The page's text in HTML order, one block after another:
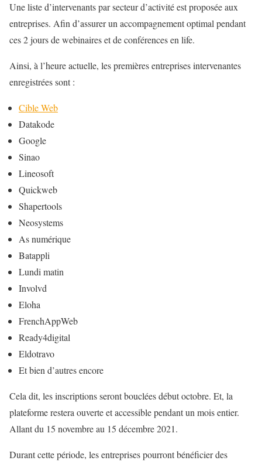
Une liste d’intervenants par secteur d’activité est proposée aux
entreprises. Afin d’assurer un accompagnement optimal pendant
ces 2 jours de webinaires et de conférences en life.
Ainsi, à l’heure actuelle, les premières entreprises intervenantes
enregistrées sont :
Cible Web
Datakode
Google
Sinao
Lineosoft
Quickweb
Shapertools
Neosystems
As numérique
Batappli
Lundi matin
Involvd
Eloha
FrenchAppWeb
Ready4digital
Eldotravo
Et bien d’autres encore
Cela dit, les inscriptions seront bouclées début octobre. Et, la
plateforme restera ouverte et accessible pendant un mois entier.
Allant du 15 novembre au 15 décembre 2021.
Durant cette période, les entreprises pourront bénéficier des